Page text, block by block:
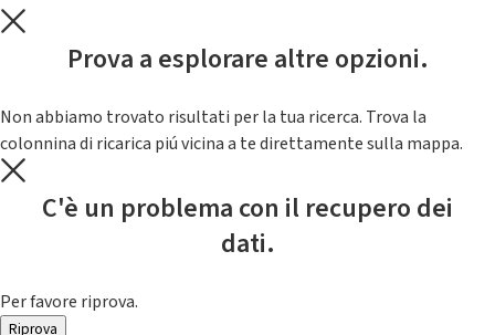
Prova a esplorare altre opzioni.
Non abbiamo trovato risultati per la tua ricerca. Trova la
colonnina di ricarica piú vicina a te direttamente sulla mappa.
C'è un problema con il recupero dei
dati.
Per favore riprova.
Riprova